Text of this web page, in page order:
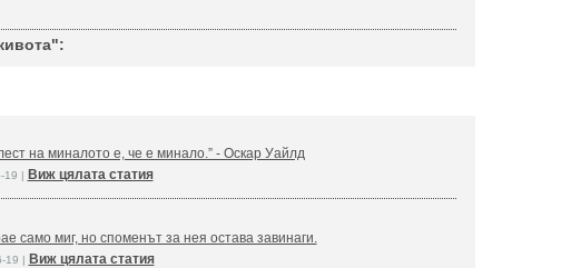
на миналото е, че е минало.” - Оскар Уайлд
19 | Виж цялата статия
само миг, но споменът за нея остава завинаги.
19 | Виж цялата статия